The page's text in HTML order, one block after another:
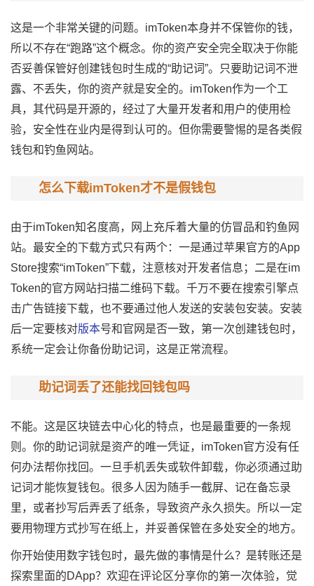
这是一个非常关键的问题。imToken本身并不保管你的钱，
所以不存在“跑路”这个概念。你的资产安全完全取决于你能
否妥善保管好创建钱包时生成的“助记词”。只要助记词不泄
露、不丢失，你的资产就是安全的。imToken作为一个工
具，其代码是开源的，经过了大量开发者和用户的使用检
验，安全性在业内是得到认可的。但你需要警惕的是各类假
钱包和钓鱼网站。
怎么下载imToken才不是假钱包
由于imToken知名度高，网上充斥着大量的仿冒品和钓鱼网
站。最安全的下载方式只有两个：一是通过苹果官方的App
Store搜索“imToken”下载，注意核对开发者信息；二是在im
Token的官方网站扫描二维码下载。千万不要在搜索引擎点
击广告链接下载，也不要通过他人发送的安装包安装。安装
后一定要核对版本号和官网是否一致，第一次创建钱包时，
系统一定会让你备份助记词，这是正常流程。
助记词丢了还能找回钱包吗
不能。这是区块链去中心化的特点，也是最重要的一条规
则。你的助记词就是资产的唯一凭证，imToken官方没有任
何办法帮你找回。一旦手机丢失或软件卸载，你必须通过助
记词才能恢复钱包。很多人因为随手一截屏、记在备忘录
里，或者抄写后弄丢了纸条，导致资产永久损失。所以一定
要用物理方式抄写在纸上，并妥善保管在多处安全的地方。
你开始使用数字钱包时，最先做的事情是什么？是转账还是
探索里面的DApp？欢迎在评论区分享你的第一次体验，觉